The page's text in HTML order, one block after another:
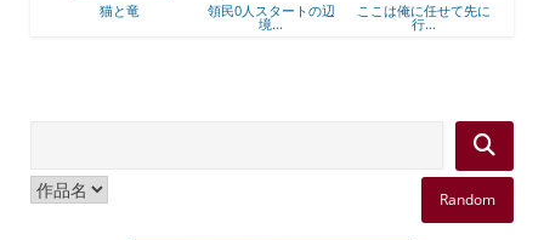
猫と竜 領民0人スタートの辺
境...
ここは俺に任せて先に
行...
Random